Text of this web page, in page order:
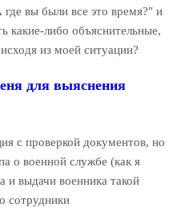
вы были все это время?" и
какие-либо объяснительные,
из моей ситуации?
для выяснения
с проверкой документов, но
о военной службе (как я
и выдачи военника такой
сотрудники